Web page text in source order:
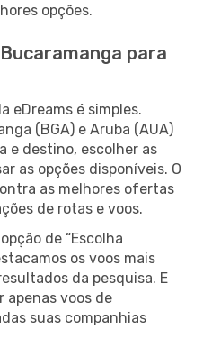
opções.
para
eDreams é simples.
(BGA) e Aruba (AUA)
e destino, escolher as
as opções disponíveis. O
as melhores ofertas
de rotas e voos.
de “Escolha
os voos mais
da pesquisa. E
apenas voos de
suas companhias